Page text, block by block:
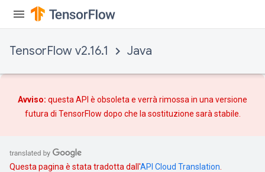
TensorFlow v2.16.1 Java
Avviso: questa API è obsoleta e verrà rimossa in una versione
futura di TensorFlow dopo che la sostituzione sarà stabile.
Questa pagina è stata tradotta dall'API Cloud Translation